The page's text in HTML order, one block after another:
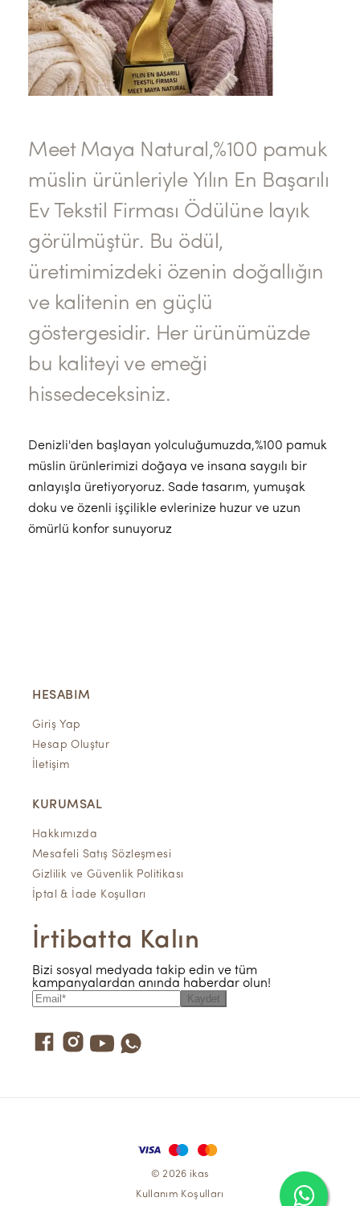
Meet Maya Natural,%100 pamuk
müslin ürünleriyle Yılın En Başarılı
Ev Tekstil Firması Ödülüne layık
görülmüştür. Bu ödül,
üretimimizdeki özenin doğallığın
ve kalitenin en güçlü
göstergesidir. Her ürünümüzde
bu kaliteyi ve emeği
hissedeceksiniz.
Denizli'den başlayan yolculuğumuzda,%100 pamuk
müslin ürünlerimizi doğaya ve insana saygılı bir
anlayışla üretiyoryoruz. Sade tasarım, yumuşak
doku ve özenli işçilikle evlerinize huzur ve uzun
ömürlü konfor sunuyoruz
HESABIM
Giriş Yap
Hesap Oluştur
İletişim
KURUMSAL
Hakkımızda
Mesafeli Satış Sözleşmesi
Gizlilik ve Güvenlik Politikası
İptal & İade Koşulları
İrtibatta Kalın
Bizi sosyal medyada takip edin ve tüm
kampanyalardan anında haberdar olun!
Kaydet
© 2026 ikas
Kullanım Koşulları